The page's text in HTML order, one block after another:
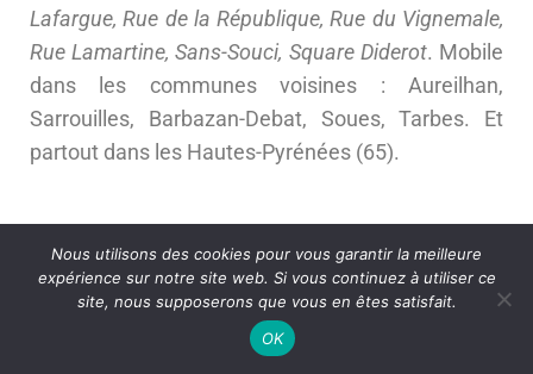
Lafargue, Rue de la République, Rue du Vignemale,
Rue Lamartine, Sans-Souci, Square Diderot. Mobile
dans les communes voisines : Aureilhan,
Sarrouilles, Barbazan-Debat, Soues, Tarbes. Et
partout dans les Hautes-Pyrénées (65).
Nous utilisons des cookies pour vous garantir la meilleure
expérience sur notre site web. Si vous continuez à utiliser ce
site, nous supposerons que vous en êtes satisfait.
OK